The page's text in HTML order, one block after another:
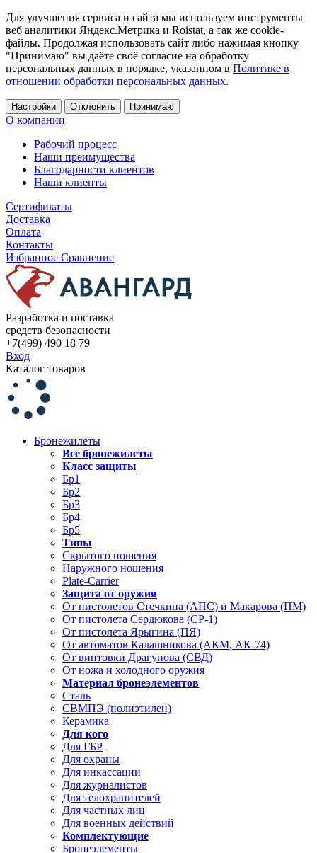
Для улучшения сервиса и сайта мы используем инструменты
веб аналитики Яндекс.Метрика и Roistat, а так же cookie-
файлы. Продолжая использовать сайт либо нажимая кнопку
"Принимаю" вы даёте своё согласие на обработку
персональных данных в порядке, указанном в Политике в
отношении обработки персональных данных.
Настройки Отклонить Принимаю
О компании
Рабочий процесс
Наши преимущества
Благодарности клиентов
Наши клиенты
Сертификаты
Доставка
Оплата
Контакты
Избранное Сравнение
Разработка и поставка
средств безопасности
+7(499) 490 18 79
Вход
Каталог товаров
Бронежилеты
Все бронежилеты
Класс защиты
Бр1
Бр2
Бр3
Бр4
Бр5
Типы
Скрытого ношения
Наружного ношения
Plate-Carrier
Защита от оружия
От пистолетов Стечкина (АПС) и Макарова (ПМ)
От пистолета Сердюкова (СР-1)
От пистолета Ярыгина (ПЯ)
От автоматов Калашникова (АКМ, АК-74)
От винтовки Драгунова (СВД)
От ножа и холодного оружия
Материал бронеэлементов
Сталь
СВМПЭ (полиэтилен)
Керамика
Для кого
Для ГБР
Для охраны
Для инкассации
Для журналистов
Для телохранителей
Для частных лиц
Для военных действий
Комплектующие
Бронеэлементы